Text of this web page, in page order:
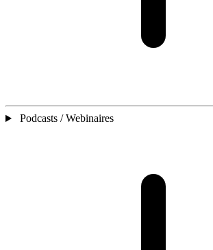
Podcasts / Webinaires